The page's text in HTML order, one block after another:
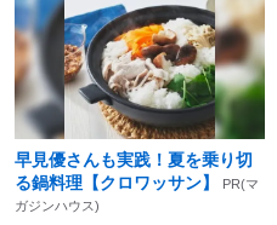
早見優さんも実践！夏を乗り切
る鍋料理【クロワッサン】
PR(マ
ガジンハウス)